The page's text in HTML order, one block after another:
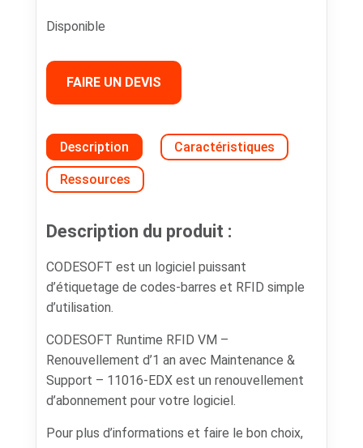
Disponible
FAIRE UN DEVIS
Description Caractéristiques
Ressources
Description du produit :
CODESOFT est un logiciel puissant
d’étiquetage de codes-barres et RFID simple
d’utilisation.
CODESOFT Runtime RFID VM –
Renouvellement d’1 an avec Maintenance &
Support – 11016-EDX est un renouvellement
d’abonnement pour votre logiciel.
Pour plus d’informations et faire le bon choix,